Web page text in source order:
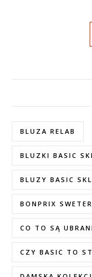
BLUZA RELAB
BLUZKI BASIC
BLUZY BASIC
BONPRIX SWETER
CO TO SĄ
CZY BASIC TO